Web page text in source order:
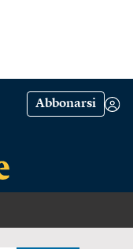
Abbonarsi